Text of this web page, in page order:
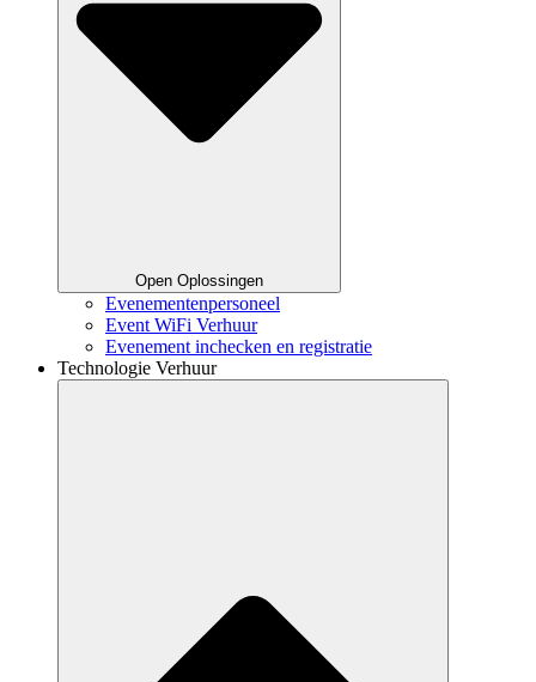
Open Oplossingen
Evenementenpersoneel
Event WiFi Verhuur
Evenement inchecken en registratie
Technologie Verhuur